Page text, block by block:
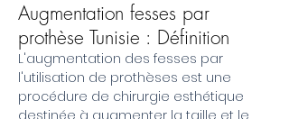
Augmentation fesses par
prothèse Tunisie : Définition
L'augmentation des fesses par
l'utilisation de prothèses est une
procédure de chirurgie esthétique
destinée à augmenter la taille et le